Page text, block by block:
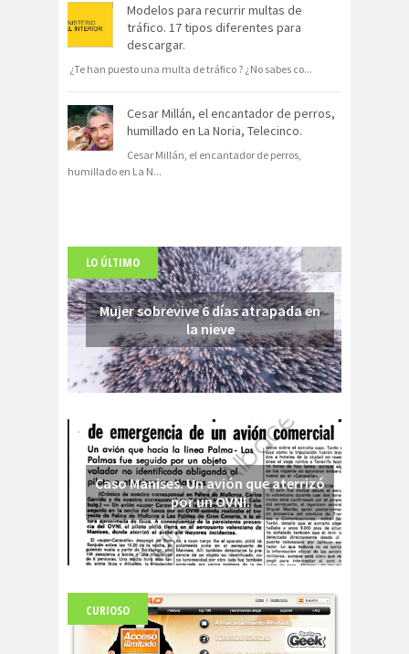
Modelos para recurrir multas de
tráfico. 17 tipos diferentes para
descargar.
¿Te han puesto una multa de tráfico ? ¿No sabes co...
Cesar Millán, el encantador de perros,
humillado en La Noria, Telecinco.
Cesar Millán, el encantador de perros,
humillado en La N...
LO ÚLTIMO
Mujer sobrevive 6 días atrapada en
la nieve
Caso Manises. Un avión que aterrizó
por un OVNI.
CURIOSO